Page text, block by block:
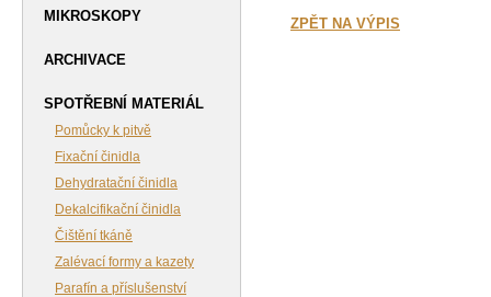
ZPĚT NA VÝPIS
MIKROSKOPY
ARCHIVACE
SPOTŘEBNÍ MATERIÁL
Pomůcky k pitvě
Fixační činidla
Dehydratační činidla
Dekalcifikační činidla
Čištění tkáně
Zalévací formy a kazety
Parafín a příslušenství